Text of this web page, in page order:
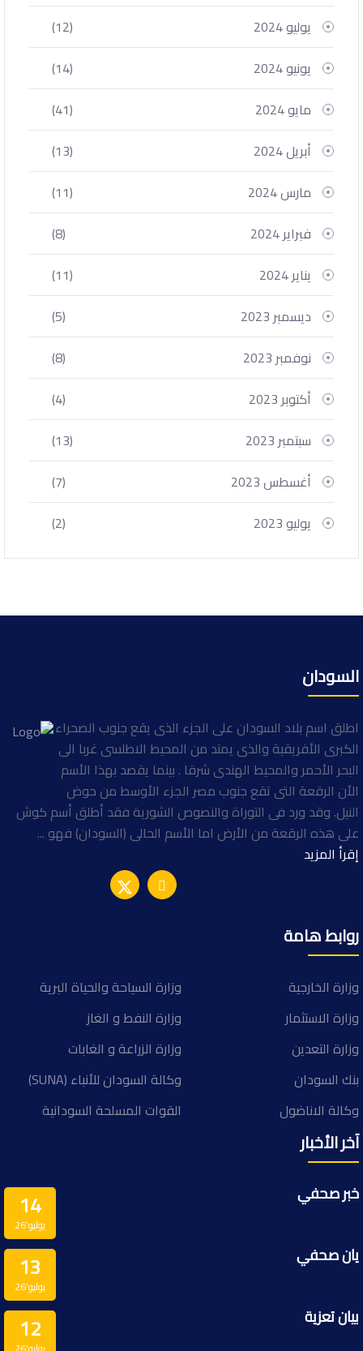
يوليو 2024
(12)
يونيو 2024
(14)
مايو 2024
(41)
أبريل 2024
(13)
مارس 2024
(11)
فبراير 2024
(8)
يناير 2024
(11)
ديسمبر 2023
(5)
نوفمبر 2023
(8)
أكتوبر 2023
(4)
سبتمبر 2023
(13)
أغسطس 2023
(7)
يوليو 2023
(2)
السودان
اطلق اسم بلاد السودان على الجزء الذى يقع جنوب الصحراء
الكبرى الأفريقية والذى يمتد من المحيط الاطلسى غربا الى
البحر الأحمر والمحيط الهندى شرقا . بينما يقصد بهذا الأسم
الأن الرقعة التى تقع جنوب مصر الجزء الأوسط من حوض
النيل. وقد ورد فى التوراة والنصوص الشورية فقد أطلق أسم كوش
على هذه الرقعة من الأرض اما الأسم الحالى (السودان) فهو ...
إقرأ المزيد
روابط هامة
وزارة الخارجية
وزارة السياحة والحياة البرية
وزارة الاستثمار
وزارة النفط و الغاز
وزارة التعدين
وزارة الزراعة و الغابات
بنك السودان
وكالة السودان للأنباء (SUNA)
وكالة الاناضول
القوات المسلحة السودانية
آخر الأخبار
14
يوليو’26
خبر صحفي
13
يوليو’26
يان صحفي
12 بيان تعزية